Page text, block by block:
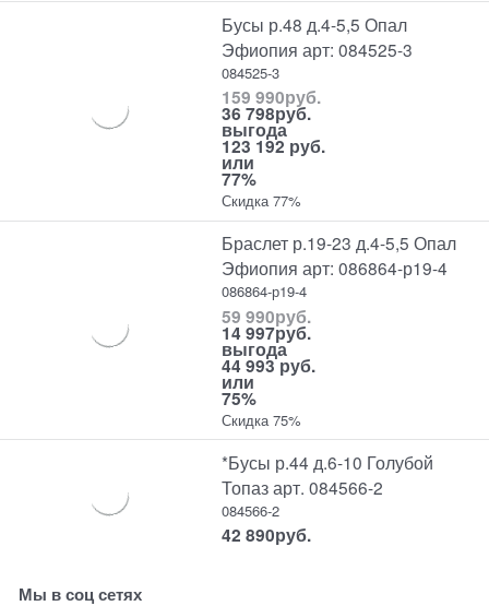
Бусы р.48 д.4-5,5 Опал
Эфиопия арт: 084525-3
084525-3
159 990руб.
36 798руб.
выгода
123 192 руб.
или
77%
Скидка 77%
Браслет р.19-23 д.4-5,5 Опал
Эфиопия арт: 086864-р19-4
086864-р19-4
59 990руб.
14 997руб.
выгода
44 993 руб.
или
75%
Скидка 75%
*Бусы р.44 д.6-10 Голубой
Топаз арт. 084566-2
084566-2
42 890руб.
Мы в соц сетях